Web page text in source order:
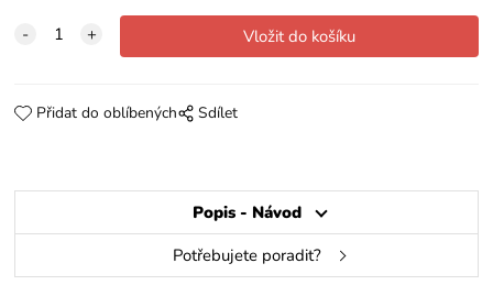
Přidat do oblíbených Sdílet
Popis - Návod
Potřebujete poradit?